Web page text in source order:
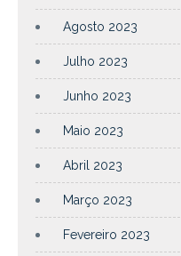
Agosto 2023
Julho 2023
Junho 2023
Maio 2023
Abril 2023
Março 2023
Fevereiro 2023